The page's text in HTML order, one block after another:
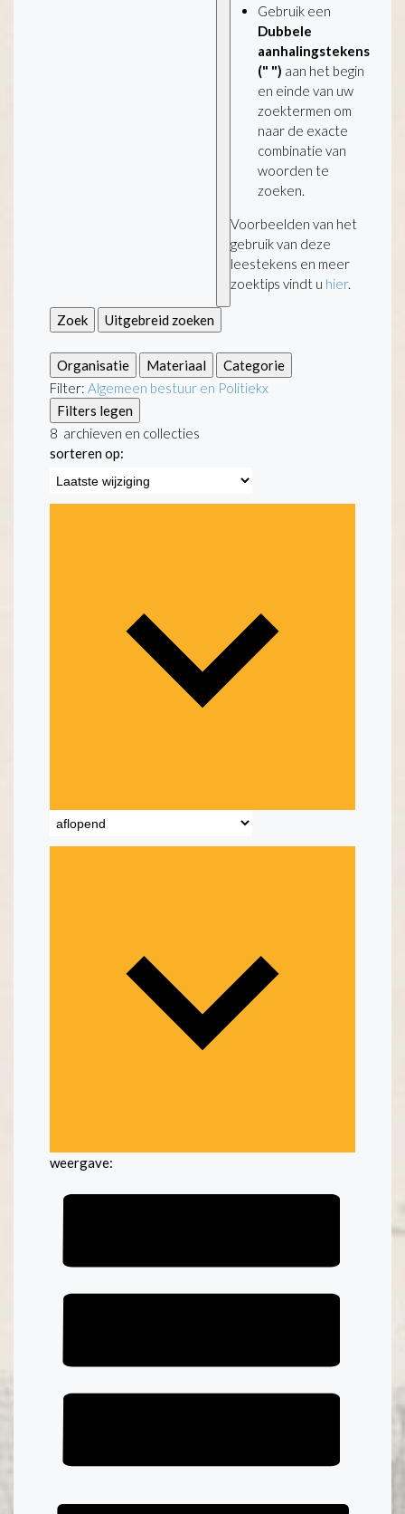
Gebruik een
Dubbele
aanhalingstekens
(" ") aan het begin
en einde van uw
zoektermen om
naar de exacte
combinatie van
woorden te
zoeken.
Voorbeelden van het
gebruik van deze
leestekens en meer
zoektips vindt u hier.
Zoek Uitgebreid zoeken
Organisatie Materiaal
Categorie
Filter: Algemeen bestuur en Politiekx
Filters legen
8 archieven en collecties
sorteren op:
weergave: